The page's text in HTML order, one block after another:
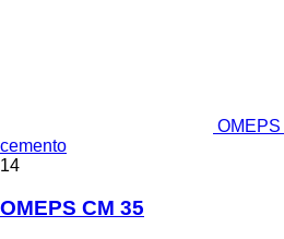
cemento
14
OMEPS CM 35